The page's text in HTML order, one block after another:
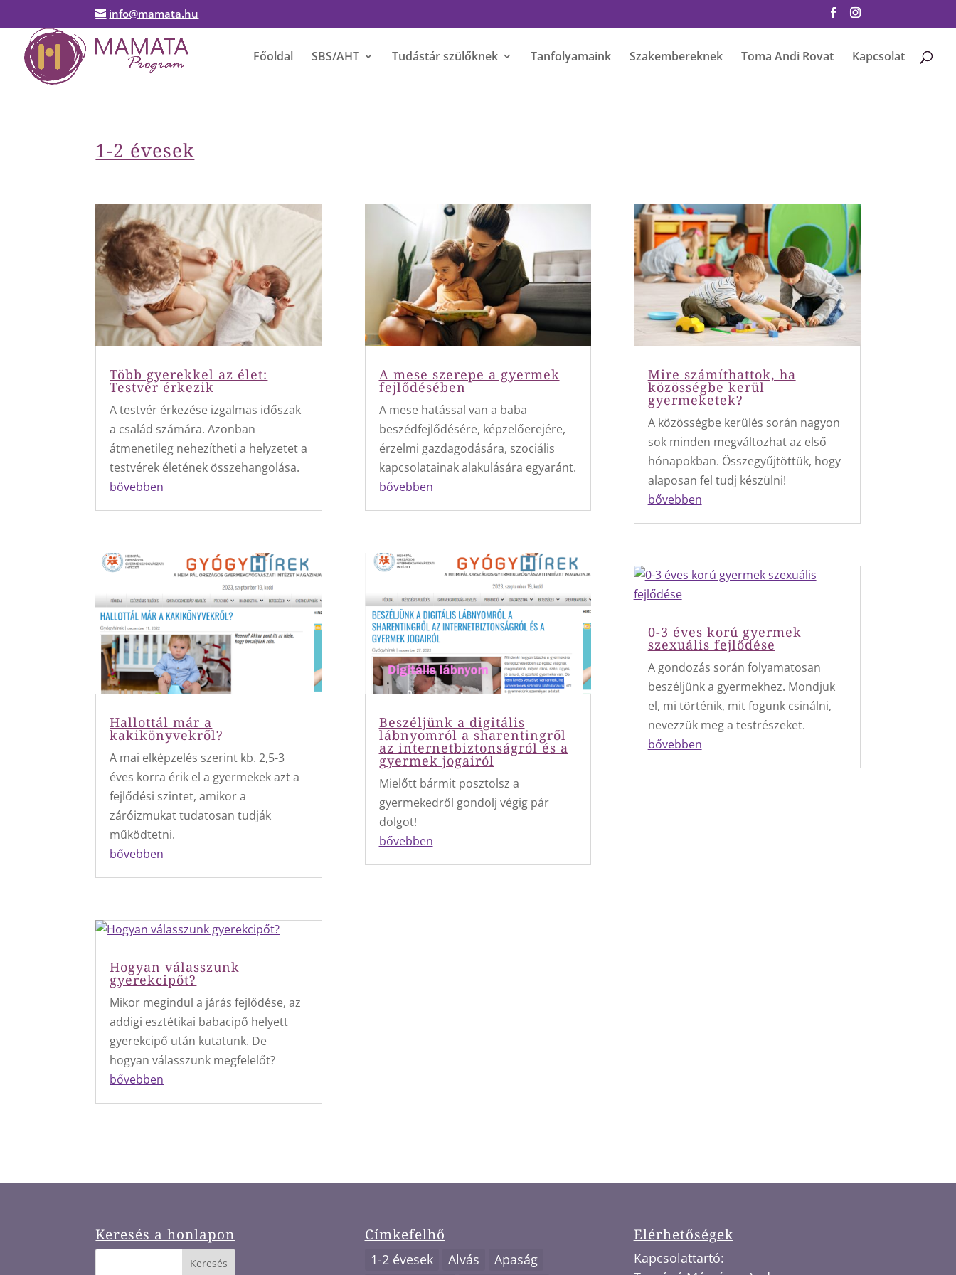
info@mamata.hu
Főoldal SBS/AHT Tudástár szülőknek Tanfolyamaink Szakembereknek Toma Andi Rovat Kapcsolat
1-2 évesek
Több gyerekkel az élet:
Testvér érkezik
A testvér érkezése izgalmas időszak
a család számára. Azonban
átmenetileg nehezítheti a helyzetet a
testvérek életének összehangolása.
bővebben
Hallottál már a
kakikönyvekről?
A mai elképzelés szerint kb. 2,5-3
éves korra érik el a gyermekek azt a
fejlődési szintet, amikor a
záróizmukat tudatosan tudják
működtetni.
bővebben
Hogyan válasszunk
gyerekcipőt?
Mikor megindul a járás fejlődése, az
addigi esztétikai babacipő helyett
gyerekcipő után kutatunk. De
hogyan válasszunk megfelelőt?
bővebben
A mese szerepe a gyermek
fejlődésében
A mese hatással van a baba
beszédfejlődésére, képzelőerejére,
érzelmi gazdagodására, szociális
kapcsolatainak alakulására egyaránt.
bővebben
Beszéljünk a digitális
lábnyomról a sharentingről
az internetbiztonságról és a
gyermek jogairól
Mielőtt bármit posztolsz a
gyermekedről gondolj végig pár
dolgot!
bővebben
Mire számíthattok, ha
közösségbe kerül
gyermeketek?
A közösségbe kerülés során nagyon
sok minden megváltozhat az első
hónapokban. Összegyűjtöttük, hogy
alaposan fel tudj készülni!
bővebben
0-3 éves korú gyermek
szexuális fejlődése
A gondozás során folyamatosan
beszéljünk a gyermekhez. Mondjuk
el, mi történik, mit fogunk csinálni,
nevezzük meg a testrészeket.
bővebben
Keresés a honlapon Címkefelhő
1-2 évesek Alvás Apaság
Elérhetőségek
Kapcsolattartó: